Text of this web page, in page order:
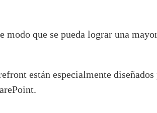
que se pueda lograr una
están especialmente